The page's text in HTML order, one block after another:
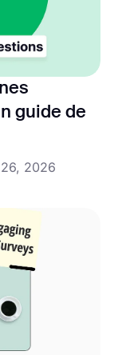
guide de
2026